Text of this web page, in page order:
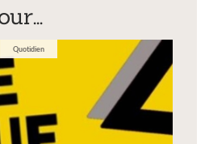
Quotidien